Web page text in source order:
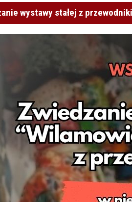
wystawy stałej z